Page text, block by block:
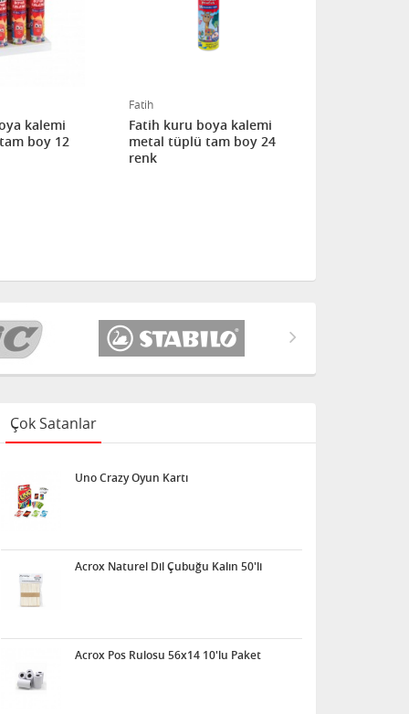
kalemi
boy 12
Fatih
Fatih kuru boya kalemi
metal tüplü tam boy 24
renk
Çok Satanlar
Uno Crazy Oyun Kartı
Acrox Naturel Dil Çubuğu Kalın 50'li
Acrox Pos Rulosu 56x14 10'lu Paket